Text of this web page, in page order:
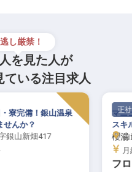
し厳禁！
を見た人が
ている注目求人
寮完備！銀山温泉
せんか？
銀山新畑417
正社
櫻湯
フ
マニ
スキ
山